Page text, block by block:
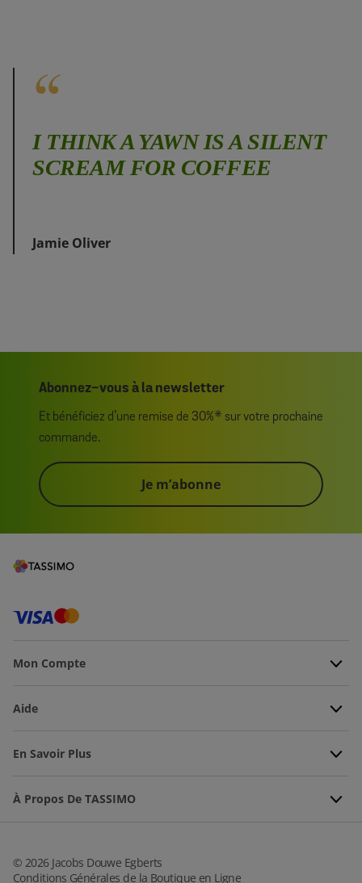
I THINK A YAWN IS A SILENT
SCREAM FOR COFFEE
Jamie Oliver
Abonnez-vous à la newsletter
Et bénéficiez d’une remise de 30%* sur votre prochaine
commande.
Je m’abonne
Mon Compte
Aide
En Savoir Plus
À Propos De TASSIMO
© 2026Jacobs Douwe Egberts
Conditions Générales de la Boutique en Ligne